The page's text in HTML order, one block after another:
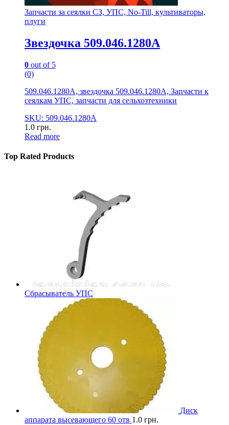
Запчасти за сеялки СЗ, УПС, No-Till, культиваторы,
плуги
Звездочка 509.046.1280А
0 out of 5
(0)
509.046.1280А, звездочка 509.046.1280А, Запчасти к
сеялкам УПС, запчасти для сельхозтехники
SKU: 509.046.1280А
1.0 грн.
Read more
Top Rated Products
Сбрасыватель УПС
Диск
аппарата высевающего 60 отв 1.0 грн.